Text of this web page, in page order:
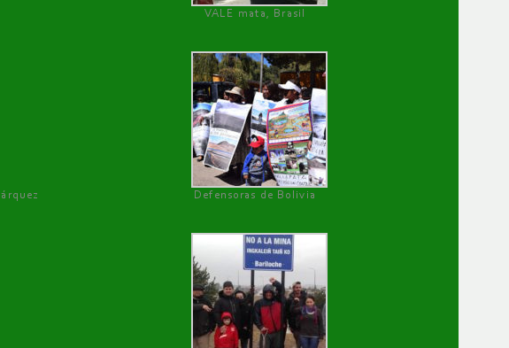
VALE mata, Brasil
Defensoras de Bolivia